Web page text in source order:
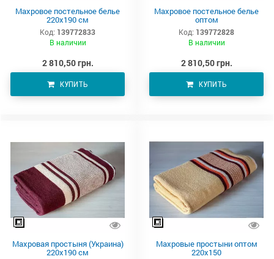
Махровое постельное белье
220х190 см
Код: 139772833
В наличии
2 810,50 грн.
КУПИТЬ
Махровое постельное белье
оптом
Код: 139772828
В наличии
2 810,50 грн.
КУПИТЬ
Махровая простыня (Украина)
220х190 см
Махровые простыни оптом
220х150